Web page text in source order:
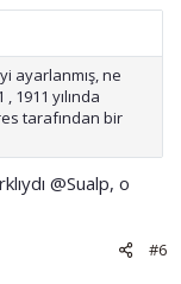
ayarlanmış, ne
1911 yılında
tarafından bir
@Sualp, o
#6